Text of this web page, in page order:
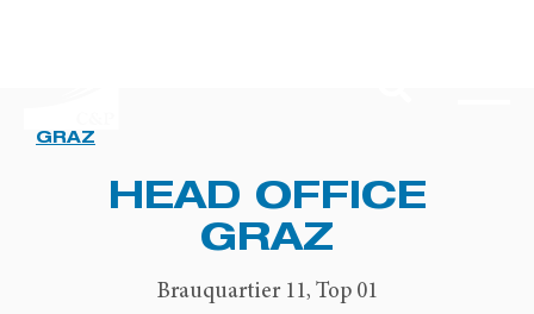
GRAZ
HEAD OFFICE
GRAZ
Brauquartier 11, Top 01